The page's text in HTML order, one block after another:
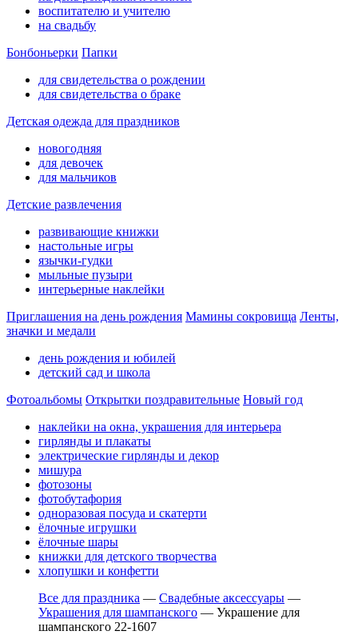
воспитателю и учителю
на свадьбу
Бонбоньерки Папки
для свидетельства о рождении
для свидетельства о браке
Детская одежда для праздников
новогодняя
для девочек
для мальчиков
Детские развлечения
развивающие книжки
настольные игры
язычки-гудки
мыльные пузыри
интерьерные наклейки
Приглашения на день рождения Мамины сокровища Ленты,
значки и медали
день рождения и юбилей
детский сад и школа
Фотоальбомы Открытки поздравительные Новый год
наклейки на окна, украшения для интерьера
гирлянды и плакаты
электрические гирлянды и декор
мишура
фотозоны
фотобутафория
одноразовая посуда и скатерти
ёлочные игрушки
ёлочные шары
книжки для детского творчества
хлопушки и конфетти
Все для праздника — Свадебные аксессуары —
Украшения для шампанского — Украшение для
шампанского 22-1607